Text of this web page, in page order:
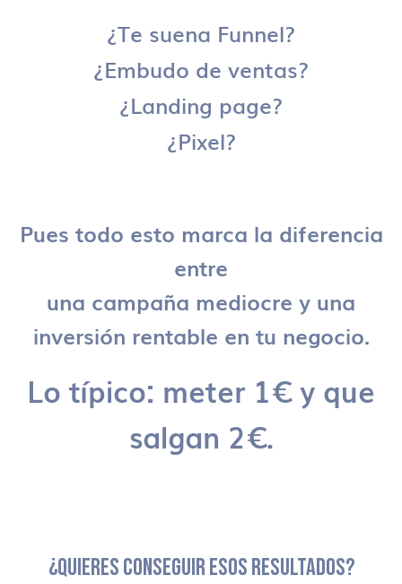
¿Te suena Funnel?
¿Embudo de ventas?
¿Landing page?
¿Pixel?
Pues todo esto marca la diferencia
entre
una campaña mediocre y una
inversión rentable en tu negocio.
Lo típico: meter 1€ y que
salgan 2€.
¿QUIERES CONSEGUIR ESOS RESULTADOS?